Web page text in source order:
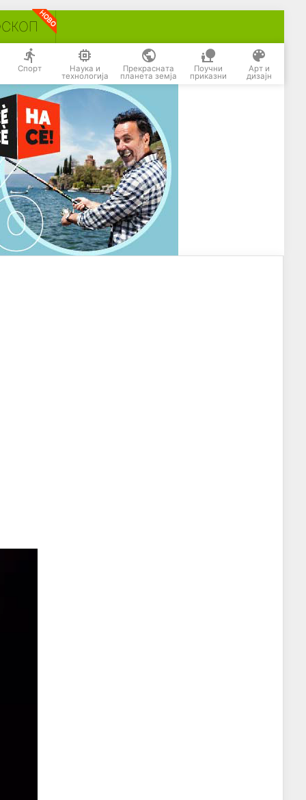
Спорт Наука и
технологија
Прекрасната
планета земја
Поучни
приказни
Арт и
дизајн